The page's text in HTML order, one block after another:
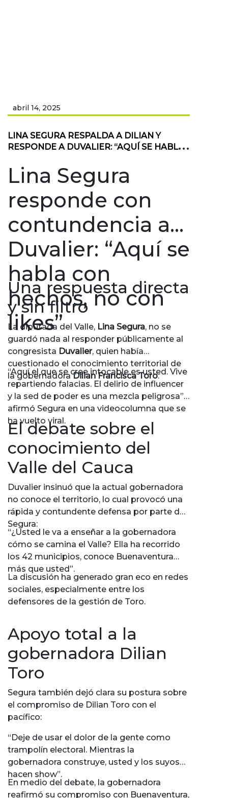
abril 14, 2025
LINA SEGURA RESPALDA A DILIAN Y
RESPONDE A DUVALIER: “AQUÍ SE HABLA
Lina Segura
responde con
contundencia a
Duvalier: “Aquí se
habla con
hechos, no con
likes”
Una respuesta directa
y sin filtro
La diputada del Valle, Lina Segura, no se
guardó nada al responder públicamente al
congresista Duvalier, quien había
cuestionado el conocimiento territorial de
la gobernadoraDilian Francisca Toro.
“Aquí el que se cree intocable es usted. Vive
repartiendo falacias. El delirio de influencer
y la sed de poder es una mezcla peligrosa”,
afirmó Segura en una videocolumna que se
ha vuelto viral.
El debate sobre el
conocimiento del
Valle del Cauca
Duvalier insinuó que la actual gobernadora
no conoce el territorio, lo cual provocó una
rápida y contundente defensa por parte de
Segura:
“¿Usted le va a enseñar a la gobernadora
cómo se camina el Valle? Ella ha recorrido
los 42 municipios, conoce Buenaventura
más que usted”.
La discusión ha generado gran eco en redes
sociales, especialmente entre los
defensores de la gestión de Toro.
Apoyo total a la
gobernadora Dilian
Toro
Segura también dejó clara su postura sobre
el compromiso de Dilian Toro con el
pacífico:
“Deje de usar el dolor de la gente como
trampolín electoral. Mientras la
gobernadora construye, usted y los suyos
hacen show”.
En medio del debate, la gobernadora
reafirmó su compromiso con Buenaventura,